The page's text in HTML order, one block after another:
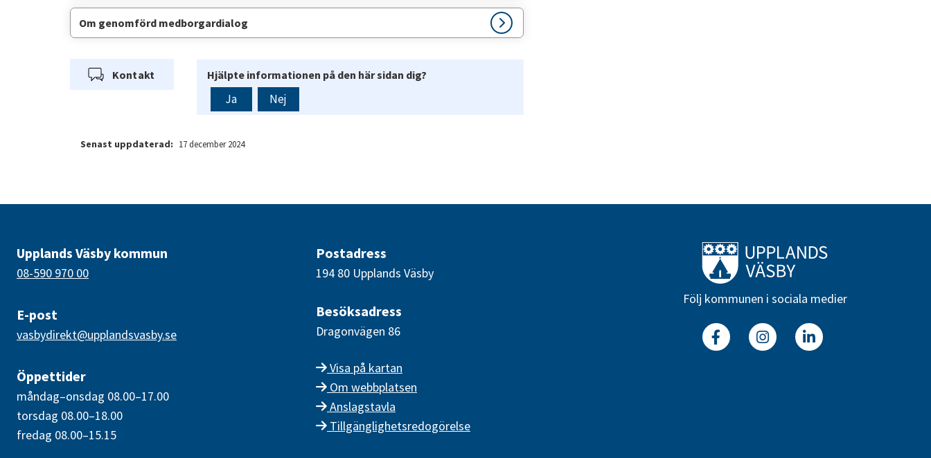
Om genomförd medborgardialog
Kontakt Hjälpte informationen på den här sidan dig?
Ja Nej
Senast uppdaterad: 17 december 2024
Upplands Väsby kommun
08-590 970 00
E-post
vasbydirekt@upplandsvasby.se
Öppettider
måndag–onsdag 08.00–17.00
torsdag 08.00–18.00
fredag 08.00–15.15
Postadress
194 80 Upplands Väsby
Besöksadress
Dragonvägen 86
Visa på kartan
Om webbplatsen
Anslagstavla
Tillgänglighetsredogörelse
Till startsidan
Följ kommunen i sociala medier
FacebookInstagramLinkedin